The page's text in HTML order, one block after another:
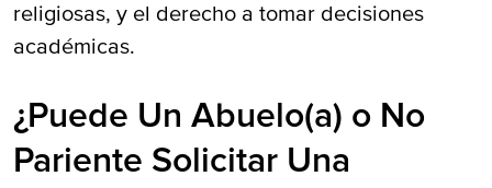
religiosas, y el derecho a tomar decisiones
académicas.
¿Puede Un Abuelo(a) o No
Pariente Solicitar Una